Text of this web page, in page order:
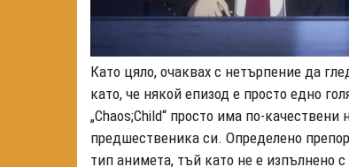
Като цяло, очаквах с нетърпение да
като, че някой епизод е просто едно
„Chaos;Child“ просто има по-
предшественика си. Определено
тип анимета, тъй като не е изпълнено